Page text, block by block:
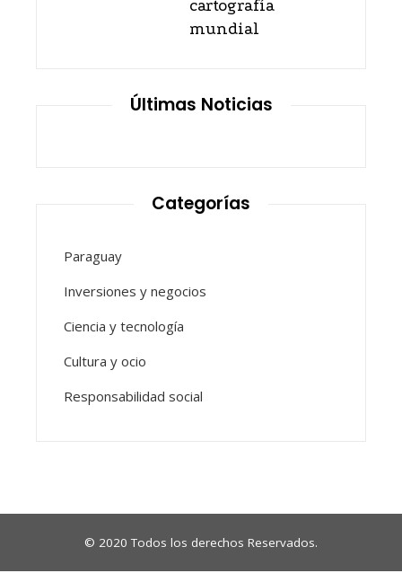
cartografía
mundial
Últimas Noticias
Categorías
Paraguay
Inversiones y negocios
Ciencia y tecnología
Cultura y ocio
Responsabilidad social
© 2020 Todos los derechos Reservados.